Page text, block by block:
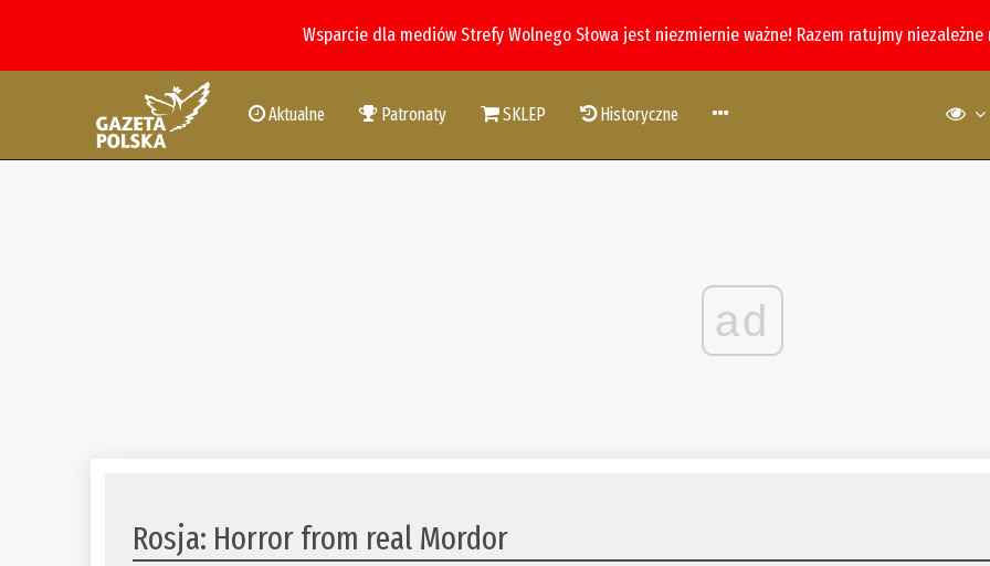
Wsparcie dla mediów Strefy Wolnego Słowa jest niezmiernie ważne! Razem ratujmy
Aktualne Patronaty SKLEP Historyczne
ad
Rosja: Horror from real Mordor